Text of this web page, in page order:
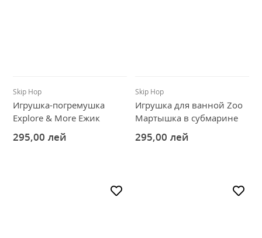
Skip Hop
Игрушка-погремушка
Explore & More Ежик
295,00 лей
Skip Hop
Игрушка для ванной Zoo
Мартышка в субмарине
295,00 лей